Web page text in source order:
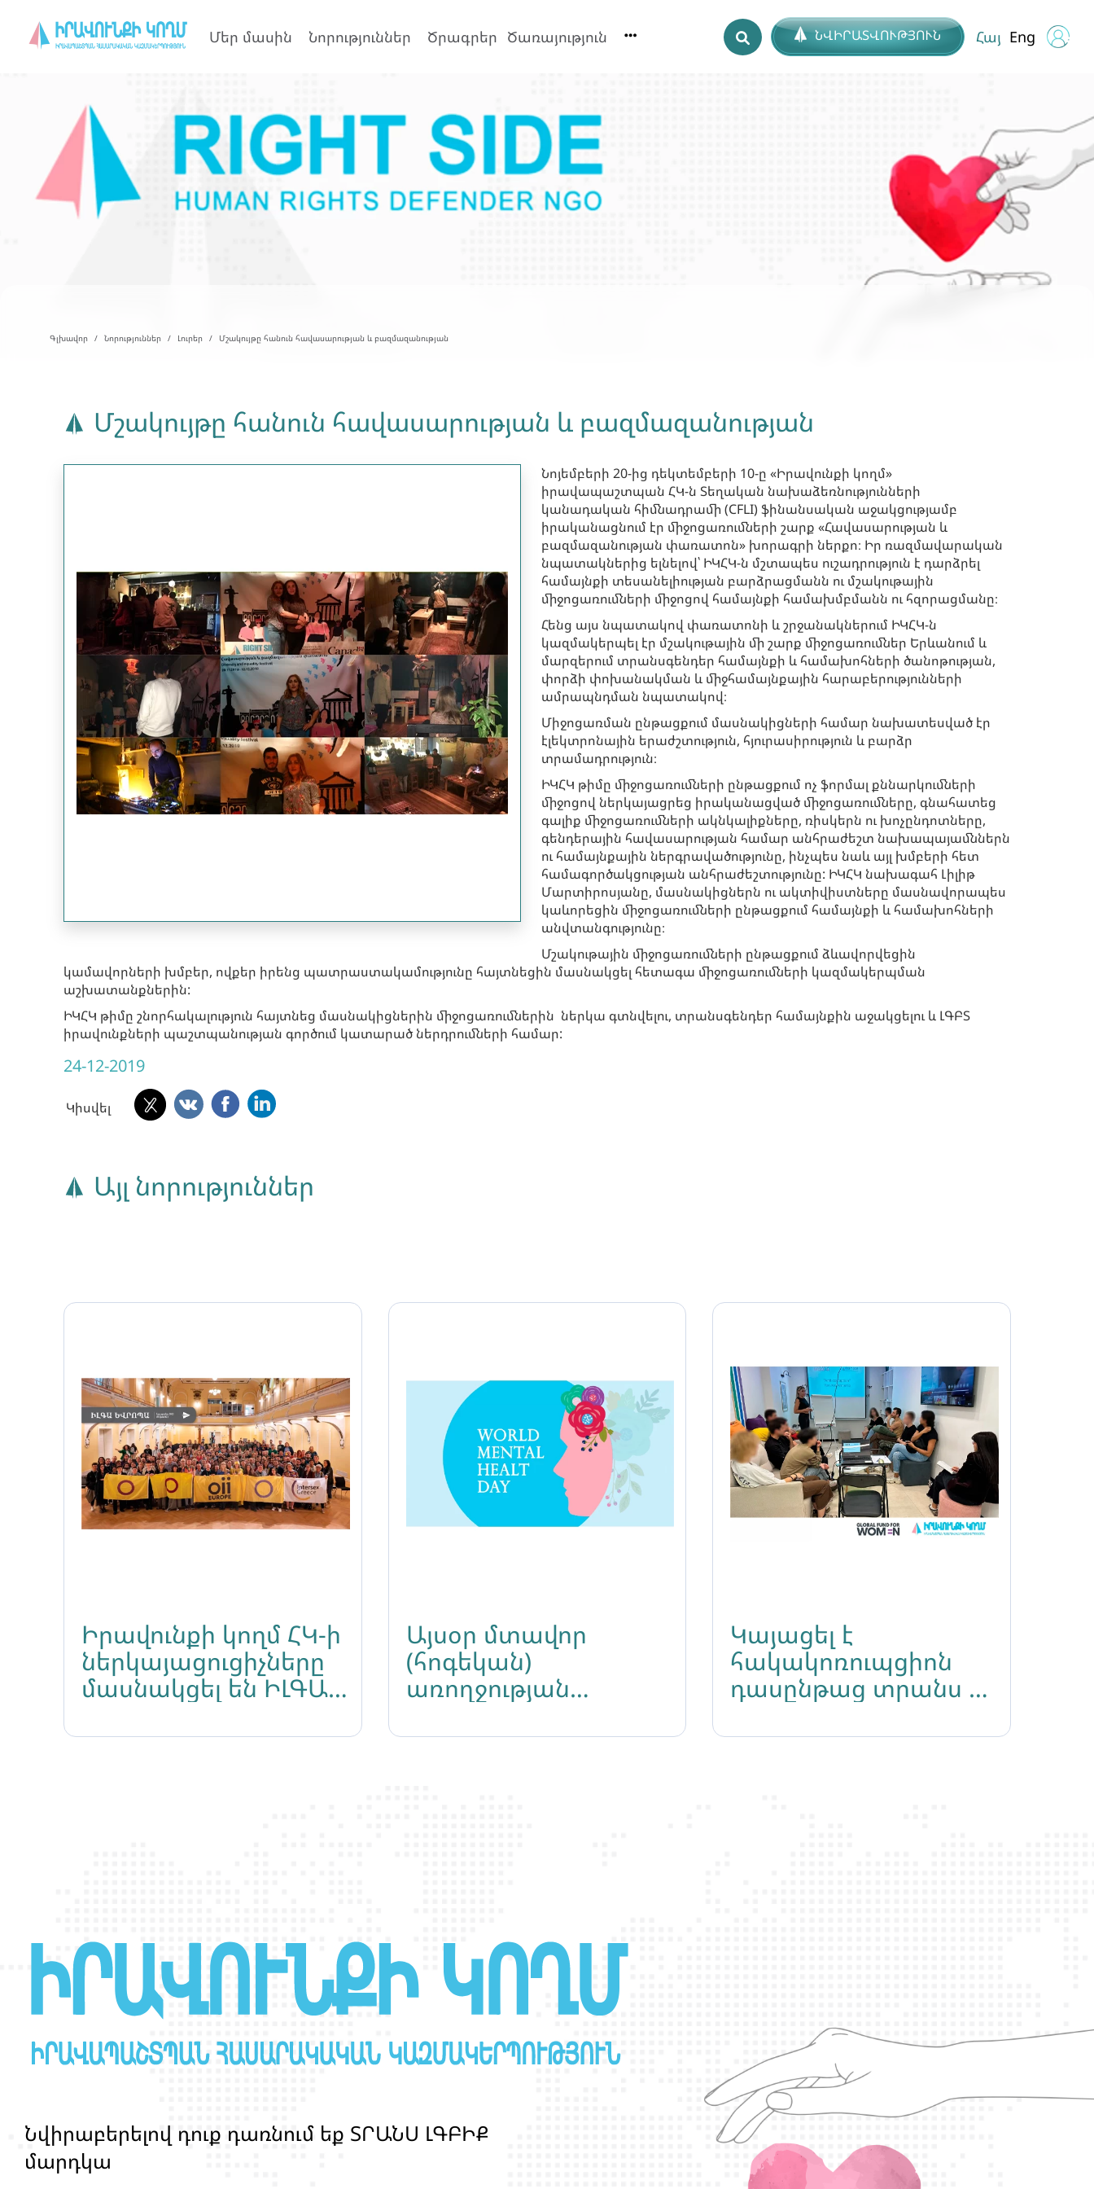
Մեր մասին Նորություններ Ծրագրեր Ծառայություն ՆՎԻՐԱՏՎՈՒԹՅՈՒՆ Հայ Eng
Գլխավոր Նորություններ Լուրեր Մշակույթը հանուն հավասարության և բազմազանության
Մշակույթը հանուն հավասարության և բազմազանության
Նոյեմբերի 20-ից դեկտեմբերի 10-ը «Իրավունքի կողմ»
իրավապաշտպան ՀԿ-ն Տեղական նախաձեռնությունների
կանադական հիմնադրամի (CFLI) ֆինանսական աջակցությամբ
իրականացնում էր միջոցառումների շարք «Հավասարության և
բազմազանության փառատոն» խորագրի ներքո։ Իր ռազմավարական
նպատակներից ելնելով՝ ԻԿՀԿ-ն մշտապես ուշադրություն է դարձրել
համայնքի տեսանելիության բարձրացմանն ու մշակութային
միջոցառումների միջոցով համայնքի համախմբմանն ու հզորացմանը։
Հենց այս նպատակով փառատոնի և շրջանակներում ԻԿՀԿ-ն
կազմակերպել էր մշակութային մի շարք միջոցառումներ Երևանում և
մարզերում տրանսգենդեր համայնքի և համախոհների ծանոթության,
փորձի փոխանակման և միջհամայնքային հարաբերությունների
ամրապնդման նպատակով։
Միջոցառման ընթացքում մասնակիցների համար նախատեսված էր
էլեկտրոնային երաժշտություն, հյուրասիրություն և բարձր
տրամադրություն։
ԻԿՀԿ թիմը միջոցառումների ընթացքում ոչ ֆորմալ քննարկումների
միջոցով ներկայացրեց իրականացված միջոցառումները, գնահատեց
գալիք միջոցառումների ակնկալիքները, ռիսկերն ու խոչընդոտները,
գենդերային հավասարության համար անհրաժեշտ նախապայամններն
ու համայնքային ներգրավածությունը, ինչպես նաև այլ խմբերի հետ
համագործակցության անհրաժեշտությունը: ԻԿՀԿ նախագահ Լիլիթ
Մարտիրոսյանը, մասնակիցներն ու ակտիվիստները մասնավորապես
կաևորեցին միջոցառումների ընթացքում համայնքի և համախոհների
անվտանգությունը։
Մշակութային միջոցառումների ընթացքում ձևավորվեցին
կամավորների խմբեր, ովքեր իրենց պատրաստակամությունը հայտնեցին մասնակցել հետագա միջոցառումների կազմակերպման
աշխատանքներին:
ԻԿՀԿ թիմը շնորհակալություն հայտնեց մասնակիցներին միջոցառումներին ներկա գտնվելու, տրանսգենդեր համայնքին աջակցելու և ԼԳԲՏ
իրավունքների պաշտպանության գործում կատարած ներդրումների համար:
24-12-2019
Կիսվել
Այլ նորություններ
Իրավունքի կողմ ՀԿ-ի
ներկայացուցիչները
մասնակցել են ԻԼԳԱ
համաժողովին
Այսօր մտավոր
(հոգեկան)
առողջության
Կայացել է
հակակոռուպցիոն
դասընթաց տրանս և
համար
Նվիրաբերելով դոք դառնոմ եք ՏՐԱՆՍ ԼԳԲԻՔ
մարդկա